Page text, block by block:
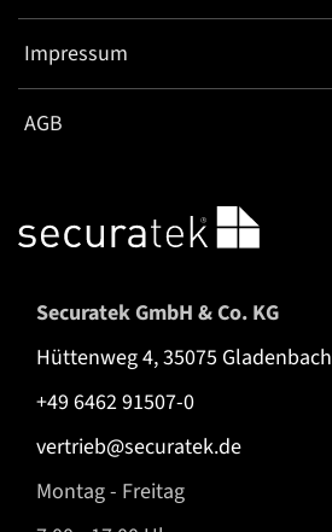
Impressum
AGB
Securatek GmbH & Co. KG
Hüttenweg 4, 35075 Gladenbach
+49 6462 91507-0
vertrieb@securatek.de
Montag - Freitag